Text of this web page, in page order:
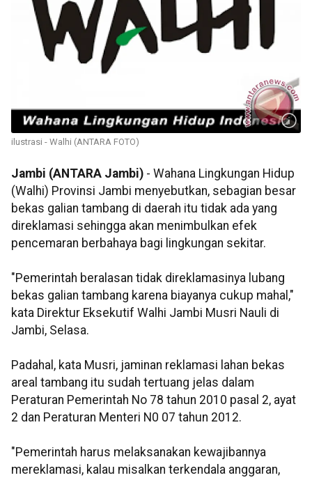
ilustrasi - Walhi (ANTARA FOTO)
Jambi (ANTARA Jambi) - Wahana Lingkungan Hidup
(Walhi) Provinsi Jambi menyebutkan, sebagian besar
bekas galian tambang di daerah itu tidak ada yang
direklamasi sehingga akan menimbulkan efek
pencemaran berbahaya bagi lingkungan sekitar.
"Pemerintah beralasan tidak direklamasinya lubang
bekas galian tambang karena biayanya cukup mahal,"
kata Direktur Eksekutif Walhi Jambi Musri Nauli di
Jambi, Selasa.
Padahal, kata Musri, jaminan reklamasi lahan bekas
areal tambang itu sudah tertuang jelas dalam
Peraturan Pemerintah No 78 tahun 2010 pasal 2, ayat
2 dan Peraturan Menteri N0 07 tahun 2012.
"Pemerintah harus melaksanakan kewajibannya
mereklamasi, kalau misalkan terkendala anggaran,